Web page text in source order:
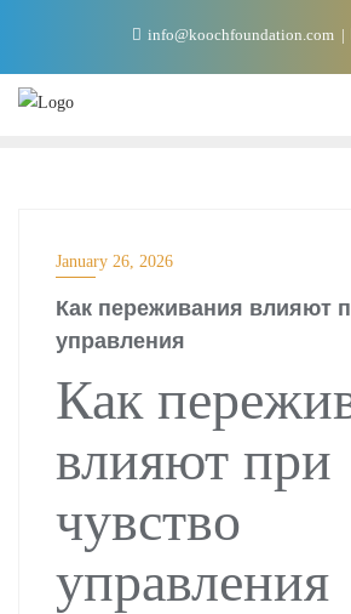
content
info@koochfoundation.com
January 26, 2026
Как переживания влияют
управления
Как
влияют при
чувство
управления